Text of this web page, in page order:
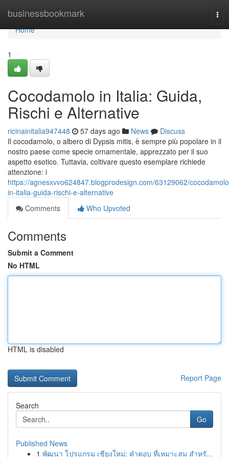
businessbookmark
Home
Home
1
Cocodamolo in Italia: Guida,
Rischi e Alternative
ricinainitalia947448 57 days ago News
Discuss
Il cocodamolo, o albero di Dypsis mitis, è sempre più popolare in il
nostro paese come specie ornamentale, apprezzato per il suo
aspetto esotico. Tuttavia, coltivare questo esemplare richiede
attenzione: i
https://agnesxvvo624847.blogprodesign.com/63129062/
in-italia-guida-rischi-e-alternative
Comments
Who Upvoted
Comments
Submit a Comment
No HTML
HTML is disabled
Report Page
Search
Go
Published News
1 พัฒนา โปรแกรม เชียงใหม่: คำตอบ ที่เหมาะสม สำหรั...